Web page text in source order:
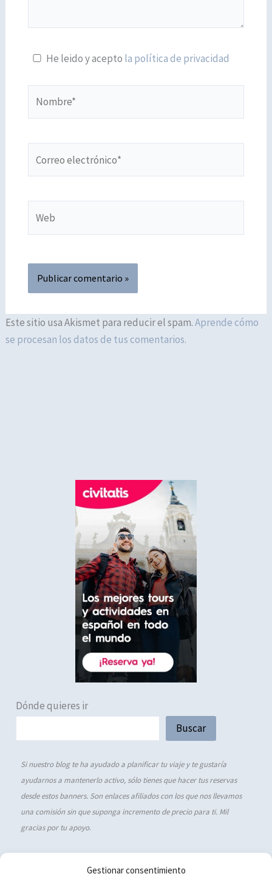
Gestionar consentimiento
He leido y acepto la política de privacidad
electrónico*
Este sitio usa Akismet para reducir el spam.Aprende cómo
se procesan los datos de tus comentarios.
Dónde quieres ir
Buscar
Si nuestro blog te ha ayudado a planificar tu viaje y te gustaría
ayudarnos a mantenerlo activo, sólo tienes que hacer tus reservas
desde estos banners. Son enlaces afiliados con los que nos llevamos
una comisión sin que suponga incremento de precio para ti. Mil
gracias por tu apoyo.